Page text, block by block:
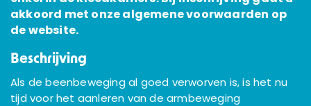
akkoord met onze algemene voorwaarden op
de website.
Beschrijving
Als de beenbeweging al goed verworven is, is het nu
tijd voor het aanleren van de armbeweging